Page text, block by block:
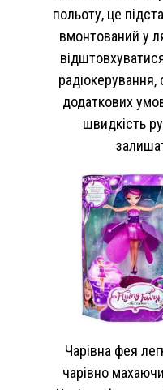
польоту, це
вмонтований у
додаткових
швидкість
Чарівна фея
чарівно